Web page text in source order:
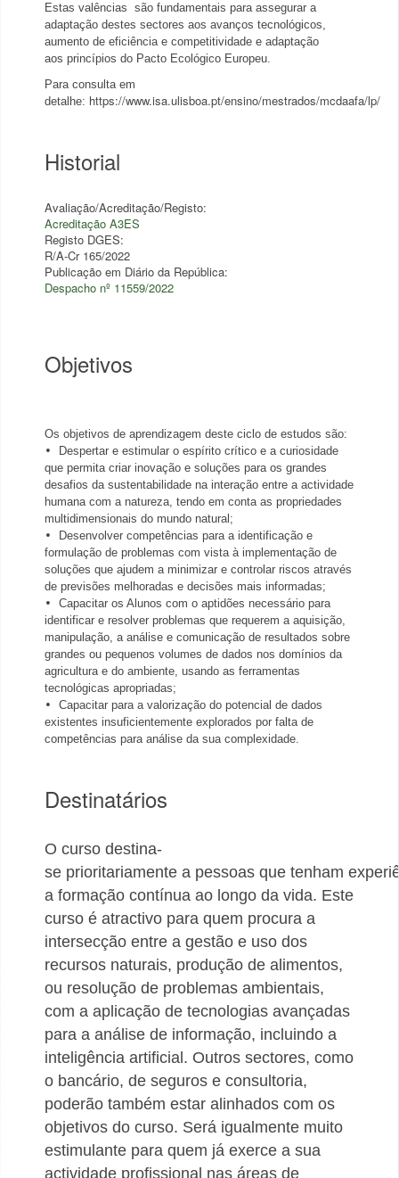
Estas valências são fundamentais para assegurar a
adaptação destes sectores aos avanços tecnológicos,
aumento de eficiência e competitividade e adaptação
aos princípios do Pacto Ecológico Europeu.
Para consulta em
detalhe: https://www.isa.ulisboa.pt/ensino/mestrados/mcdaafa/lp/
Historial
Avaliação/Acreditação/Registo:
Acreditação A3ES
Registo DGES:
R/A-Cr 165/2022
Publicação em Diário da República:
Despacho nº 11559/2022
Objetivos
Os objetivos de aprendizagem deste ciclo de estudos são:
•
Despertar e estimular o espírito crítico e a curiosidade
que permita criar inovação e soluções para os grandes
desafios da sustentabilidade na interação entre a actividade
humana com a natureza, tendo em conta as propriedades
multidimensionais do mundo natural;
•
Desenvolver competências para a identificação e
formulação de problemas com vista à implementação de
soluções que ajudem a minimizar e controlar riscos através
de previsões melhoradas e decisões mais informadas;
•
Capacitar os Alunos com o aptidões necessário para
identificar e resolver problemas que requerem a aquisição,
manipulação, a análise e comunicação de resultados sobre
grandes ou pequenos volumes de dados nos domínios da
agricultura e do ambiente, usando as ferramentas
tecnológicas apropriadas;
•
Capacitar para a valorização do potencial de dados
existentes insuficientemente explorados por falta de
competências para análise da sua complexidade.
Destinatários
O curso destina-
se prioritariamente a pessoas que tenham
a formação contínua ao longo da vida. Este
curso é atractivo para quem procura a
intersecção entre a gestão e uso dos
recursos naturais, produção de alimentos,
ou resolução de problemas ambientais,
com a aplicação de tecnologias avançadas
para a análise de informação, incluindo a
inteligência artificial. Outros sectores, como
o bancário, de seguros e consultoria,
poderão também estar alinhados com os
objetivos do curso. Será igualmente muito
estimulante para quem já exerce a sua
actividade profissional nas áreas de